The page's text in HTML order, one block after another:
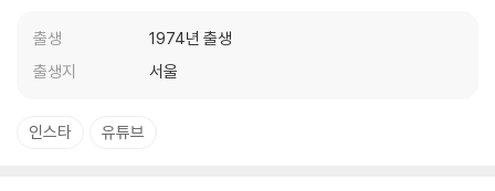
출생
1974년 출생
출생지
서울
인스타 유튜브